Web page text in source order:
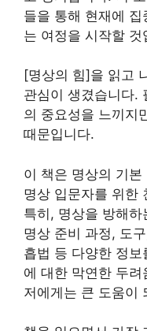
들을 통해 현재에
는 여정을 시작할 것
[명상의 힘]을 읽고
관심이 생겼습니다.
의 중요성을 느끼지
때문입니다.
이 책은 명상의 기
명상 입문자를 위한
특히, 명상을 방해
명상 준비 과정, 도
흡법 등 다양한 정
에 대한 막연한 두
저에게는 큰 도움이